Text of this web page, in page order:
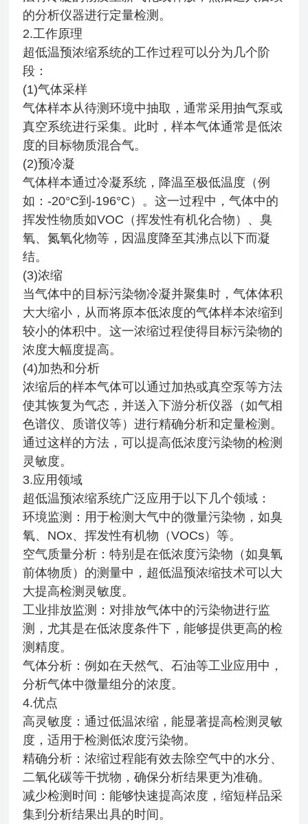
的分析仪器进行定量检测。
2.工作原理
超低温预浓缩系统的工作过程可以分为几个阶
段：
(1)气体采样
气体样本从待测环境中抽取，通常采用抽气泵或
真空系统进行采集。此时，样本气体通常是低浓
度的目标物质混合气。
(2)预冷凝
气体样本通过冷凝系统，降温至极低温度（例
如：-20°C到-196°C）。这一过程中，气体中的
挥发性物质如VOC（挥发性有机化合物）、臭
氧、氮氧化物等，因温度降至其沸点以下而凝
结。
(3)浓缩
当气体中的目标污染物冷凝并聚集时，气体体积
大大缩小，从而将原本低浓度的气体样本浓缩到
较小的体积中。这一浓缩过程使得目标污染物的
浓度大幅度提高。
(4)加热和分析
浓缩后的样本气体可以通过加热或真空泵等方法
使其恢复为气态，并送入下游分析仪器（如气相
色谱仪、质谱仪等）进行精确分析和定量检测。
通过这样的方法，可以提高低浓度污染物的检测
灵敏度。
3.应用领域
超低温预浓缩系统广泛应用于以下几个领域：
环境监测：用于检测大气中的微量污染物，如臭
氧、NOx、挥发性有机物（VOCs）等。
空气质量分析：特别是在低浓度污染物（如臭氧
前体物质）的测量中，超低温预浓缩技术可以大
大提高检测灵敏度。
工业排放监测：对排放气体中的污染物进行监
测，尤其是在低浓度条件下，能够提供更高的检
测精度。
气体分析：例如在天然气、石油等工业应用中，
分析气体中微量组分的浓度。
4.优点
高灵敏度：通过低温浓缩，能显著提高检测灵敏
度，适用于检测低浓度污染物。
精确分析：浓缩过程能有效去除空气中的水分、
二氧化碳等干扰物，确保分析结果更为准确。
减少检测时间：能够快速提高浓度，缩短样品采
集到分析结果出具的时间。